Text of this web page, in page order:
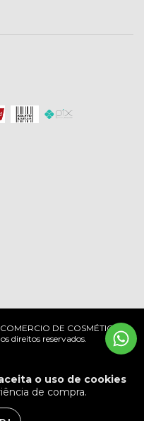
o uso de cookies
de compra.
DE COSMÉTICOS
direitos reservados.